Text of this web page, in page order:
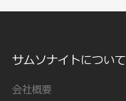
サムソナイトについて
会社概要